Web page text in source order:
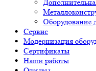
Оборудование
Сервис
Модернизация
Сертификаты
Наши работы